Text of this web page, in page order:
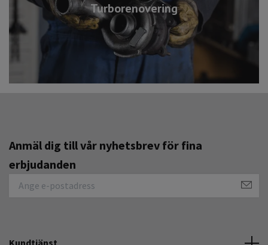
Turborenovering
Anmäl dig till vår nyhetsbrev för fina
erbjudanden